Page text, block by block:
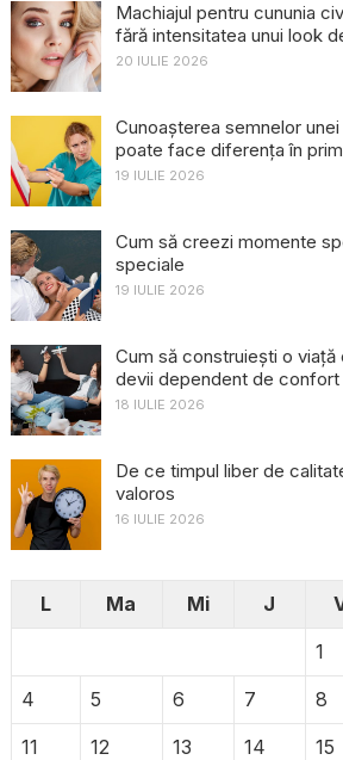
Machiajul pentru cununia
fără intensitatea unui look
20 IULIE 2026
Cunoașterea semnelor
poate face diferența în
19 IULIE 2026
Cum să creezi momente
speciale
19 IULIE 2026
Cum să construiești o
devii dependent de confort
18 IULIE 2026
De ce timpul liber de
valoros
16 IULIE 2026
L Ma Mi J
1
4
5 6 7 8
11
12 13 14 15